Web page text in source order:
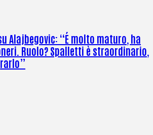
Alajbegovic: “É molto maturo, ha
Ruolo? Spalletti è straordinario,